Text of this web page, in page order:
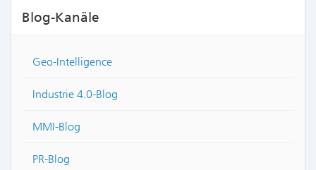
Blog-Kanäle
Geo-Intelligence
Industrie 4.0-Blog
MMI-Blog
PR-Blog